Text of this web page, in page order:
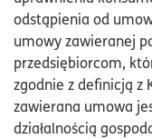
odstąpienia od
umowy zawieranej
przedsiębiorcom,
zgodnie z definicją z
zawierana umowa
działalnością